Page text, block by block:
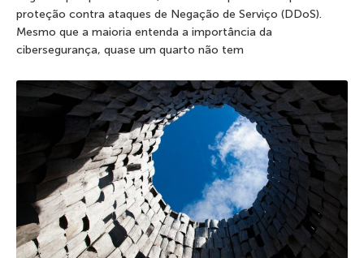
proteção contra ataques de Negação de Serviço (DDoS).
Mesmo que a maioria entenda a importância da
cibersegurança, quase um quarto não tem